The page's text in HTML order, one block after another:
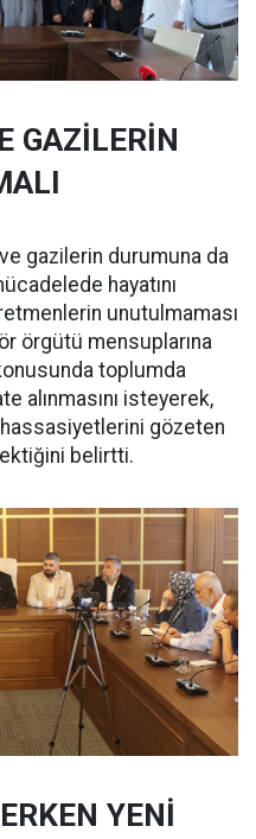
GAZİLERİN
gazilerin durumuna da
hayatını
unutulmaması
örgütü mensuplarına
toplumda
alınmasını isteyerek,
gözeten
belirtti.
YENİ